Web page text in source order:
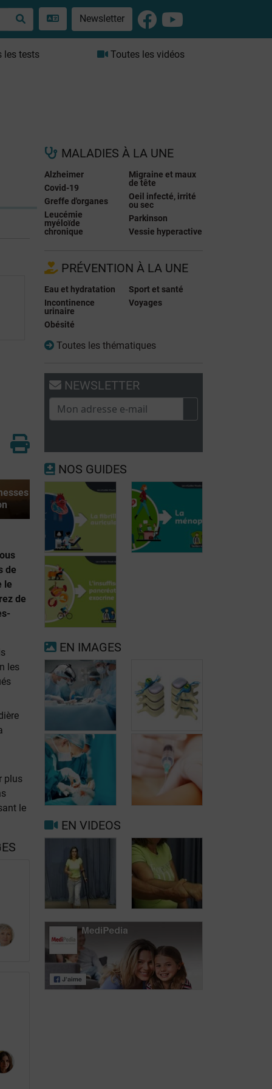
Newsletter
les tests Toutes les vidéos
de
le
de
les
plus
le
MALADIES À LA UNE
Alzheimer
Covid-19
Greffe d'organes
Leucémie
myéloïde
chronique
Migraine et maux
de tête
Oeil infecté, irrité
ou sec
Parkinson
Vessie hyperactive
PRÉVENTION À LA UNE
Eau et hydratation
Incontinence
urinaire
Obésité
Sport et santé
Voyages
Toutes les thématiques
NEWSLETTER
NOS GUIDES
Fibrillation
auriculaire
Insuffisance
pancréatique
exocrine
EN IMAGES
La chirurgie
orthopédique:
dans quels cas?
baclofène
Chirurgie: la
neurotomie
La toxine
botulique pour
relâcher le
muscle
EN VIDEOS
Spasticité
sévère: impact
sur la marche
Flexum du
coude, main et
poignet
spastiques